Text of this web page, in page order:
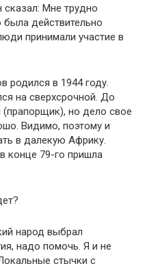
Мне трудно
была действительно
принимали участие в
родился в 1944 году.
на сверхсрочной. До
но дело свое
Видимо, поэтому и
в далекую Африку.
конце 79-го пришла
народ выбрал
надо помочь. Я и не
стычки с